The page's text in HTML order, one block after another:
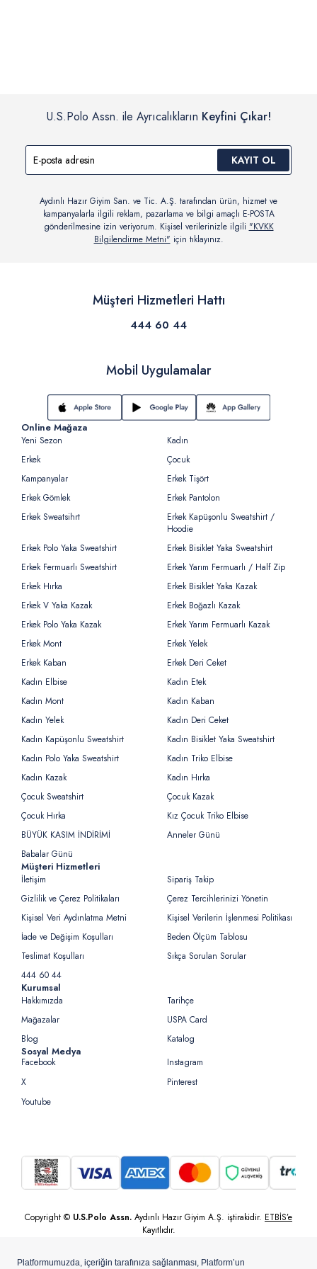
U.S.Polo Assn. ile Ayrıcalıkların Keyfini Çıkar!
KAYIT OL
Aydınlı Hazır Giyim San. ve Tic. A.Ş. tarafından ürün, hizmet ve
kampanyalarla ilgili reklam, pazarlama ve bilgi amaçlı E-POSTA
gönderilmesine izin veriyorum. Kişisel verilerinizle ilgili "KVKK
Bilgilendirme Metni" için tıklayınız.
Müşteri Hizmetleri Hattı
444 60 44
Mobil Uygulamalar
Online Mağaza
Yeni Sezon
Kadın
Erkek
Çocuk
Kampanyalar
Erkek Tişört
Erkek Gömlek
Erkek Pantolon
Erkek Sweatsihrt
Erkek Kapüşonlu Sweatshirt /
Hoodie
Erkek Polo Yaka Sweatshirt
Erkek Bisiklet Yaka Sweatshirt
Erkek Fermuarlı Sweatshirt
Erkek Yarım Fermuarlı / Half Zip
Erkek Hırka
Erkek Bisiklet Yaka Kazak
Erkek V Yaka Kazak
Erkek Boğazlı Kazak
Erkek Polo Yaka Kazak
Erkek Yarım Fermuarlı Kazak
Erkek Mont
Erkek Yelek
Erkek Kaban
Erkek Deri Ceket
Kadın Elbise
Kadın Etek
Kadın Mont
Kadın Kaban
Kadın Yelek
Kadın Deri Ceket
Kadın Kapüşonlu Sweatshirt
Kadın Bisiklet Yaka Sweatshirt
Kadın Polo Yaka Sweatshirt
Kadın Triko Elbise
Kadın Kazak
Kadın Hırka
Çocuk Sweatshirt
Çocuk Kazak
Çocuk Hırka
Kız Çocuk Triko Elbise
BÜYÜK KASIM İNDİRİMİ
Anneler Günü
Babalar Günü
Müşteri Hizmetleri
İletişim
Sipariş Takip
Gizlilik ve Çerez Politikaları
Çerez Tercihlerinizi Yönetin
Kişisel Veri Aydınlatma Metni
Kişisel Verilerin İşlenmesi Politikası
İade ve Değişim Koşulları
Beden Ölçüm Tablosu
Teslimat Koşulları
Sıkça Sorulan Sorular
444 60 44
Kurumsal
Hakkımızda
Tarihçe
Mağazalar
USPA Card
Blog
Katalog
Sosyal Medya
Facebook
Instagram
X
Pinterest
Youtube
Copyright © U.S.Polo Assn. Aydınlı Hazır Giyim A.Ş. iştirakidir. ETBİS’e
Kayıtlıdır.